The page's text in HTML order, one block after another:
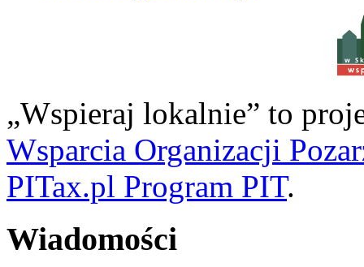
w
„Wspieraj lokalnie” to
Wsparcia Organizacji
PITax.pl Program PIT.
Wiadomości